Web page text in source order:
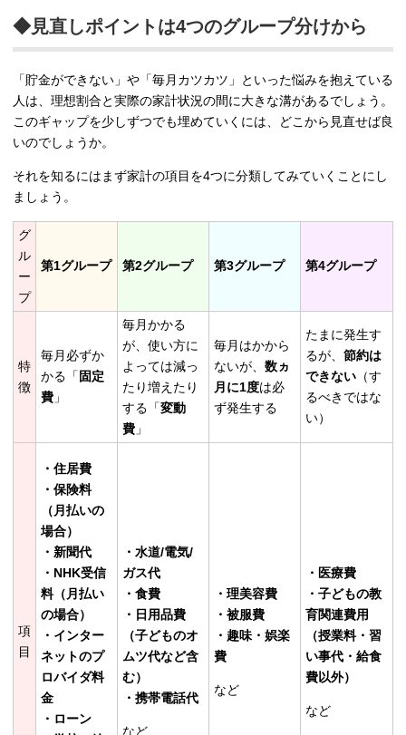
◆見直しポイントは4つのグループ分けから
「貯金ができない」や「毎月カツカツ」といった悩みを抱えている
人は、理想割合と実際の家計状況の間に大きな溝があるでしょう。
このギャップを少しずつでも埋めていくには、どこから見直せば良
いのでしょうか。
それを知るにはまず家計の項目を4つに分類してみていくことにし
ましょう。
グ
ル
ー
プ
第1グループ 第2グループ 第3グループ 第4グループ
特
徴
毎月必ずか
かる「 固定
費 」
毎月かかる
が、使い方に
よっては減っ
たり増えたり
する「変動
費 」
毎月はかから
ないが、 数ヵ
月に1度は必
ず発生する
たまに発生す
るが、 節約は
できない （す
るべきではな
い）
項
目
・住居費
・保険料
（月払いの
場合）
・新聞代
・NHK受信
料（月払い
の場合）
・インター
ネットのプ
ロバイダ料
金
・ローン
・水道/電気/
ガス代
・食費
・日用品費
（子どものオ
ムツ代など含
む）
・携帯電話代
など
・理美容費
・被服費
・趣味・娯楽
費
など
・医療費
・子どもの教
育関連費用
（授業料・習
い事代・給食
費以外）
など